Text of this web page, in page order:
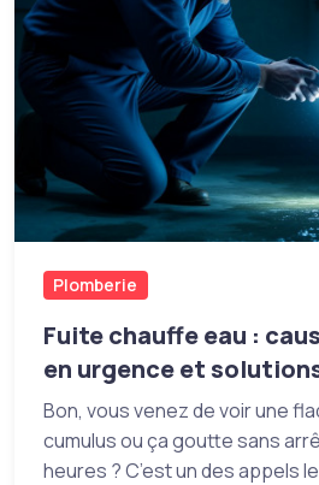
Plomberie
Fuite chauffe eau :
en urgence et
Bon, vous venez de voir une
cumulus ou ça goutte sans
heures ? C’est un des appels